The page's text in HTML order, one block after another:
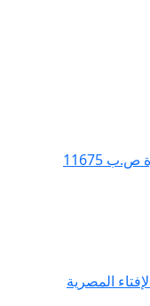
المصرية